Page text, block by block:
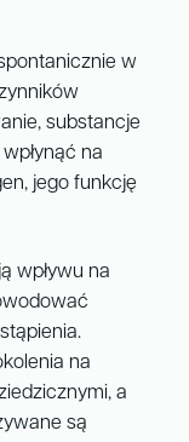
w
substancje
na
jego funkcję
wpływu na
na
a
są